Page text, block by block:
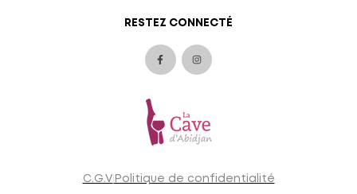
RESTEZ CONNECTÉ
C.G.V Politique de confidentialité